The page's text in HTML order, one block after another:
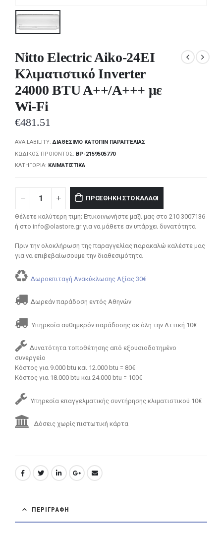
Nitto Electric Aiko-24EI
Κλιματιστικό Inverter
24000 BTU A++/A+++ με
Wi-Fi
€481.51
AVAILABILITY:ΔΙΑΘΈΣΙΜΟ ΚΑΤΌΠΙΝ ΠΑΡΑΓΓΕΛΊΑΣ
ΚΩΔΙΚΌΣ ΠΡΟΪΌΝΤΟΣ: BP-2159505770
ΚΑΤΗΓΟΡΊΑ: ΚΛΙΜΑΤΙΣΤΙΚΆ
ΠΡΟΣΘΉΚΗ ΣΤΟ ΚΑΛΆΘΙ
Θέλετε καλύτερη τιμή; Επικοινωνήστε μαζί μας στο 210 3007136
ή στο info@olastore.gr για να μάθετε αν υπάρχει δυνατότητα
Πριν την ολοκλήρωση της παραγγελίας παρακαλώ καλέστε μας
για να επιβεβαίωσουμε την διαθεσιμότητα
Δωροεπιταγή Ανακύκλωσης Αξίας 30€
Δωρεάν παράδοση εντός Αθηνών
Υπηρεσία αυθημερόν παράδοσης σε όλη την Αττική 10€
Δυνατότητα τοποθέτησης από εξουσιοδοτημένο
συνεργείο
Κόστος για 9.000 btu και 12.000 btu = 80€
Κόστος για 18.000 btu και 24.000 btu = 100€
Υπηρεσία επαγγελματικής συντήρησης κλιματιστικού 10€
Δόσεις χωρίς πιστωτική κάρτα
ΠΕΡΙΓΡΑΦΉ